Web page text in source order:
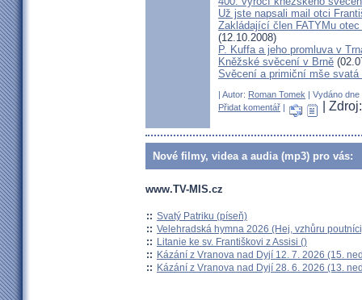
Už jste napsali mail otci
Zakládající člen FATYMu
(12.10.2008)
P. Kuffa a jeho promluva v
Kněžské svěcení v Brně
Svěcení a primiční mše
| Autor: Roman Tomek | Vydáno
Přidat komentář | |
Nové filmy, videa a audia (mp3) pro vás:
www.TV-MIS.cz
:: Svatý Patriku (píseň)
:: Velehradská hymna 2026 (Hej, vzhůru
:: Litanie ke sv. Františkovi z Assisi ()
:: Kázání z Vranova nad Dyjí 12. 7. 2026 (15.
:: Kázání z Vranova nad Dyjí 28. 6. 2026 (13.